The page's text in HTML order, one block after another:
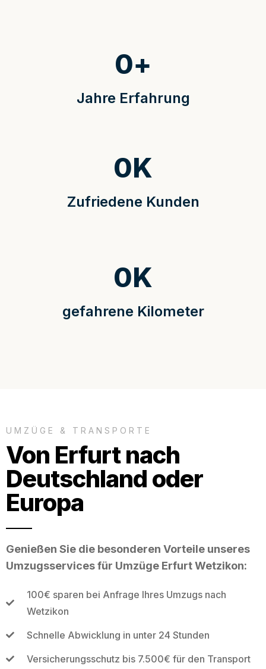
Jahre Erfahrung
0+
Zufriedene Kunden
0K
gefahrene Kilometer
0K
UMZÜGE & TRANSPORTE
Von Erfurt nach
Deutschland oder
Europa
Genießen Sie die besonderen Vorteile unseres
Umzugsservices für Umzüge Erfurt Wetzikon:
100€ sparen bei Anfrage Ihres Umzugs nach
Wetzikon
Schnelle Abwicklung in unter 24 Stunden
Versicherungsschutz bis 7.500€ für den Transport